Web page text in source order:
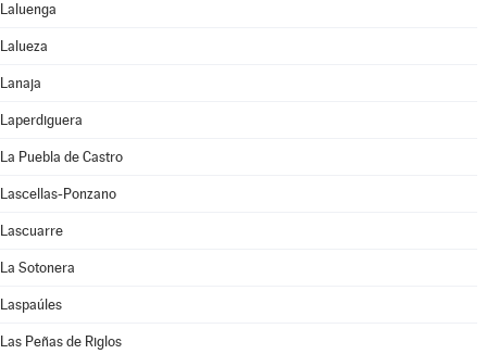
Laluenga
Lalueza
Lanaja
Laperdiguera
La Puebla de Castro
Lascellas-Ponzano
Lascuarre
La Sotonera
Laspaúles
Las Peñas de Riglos